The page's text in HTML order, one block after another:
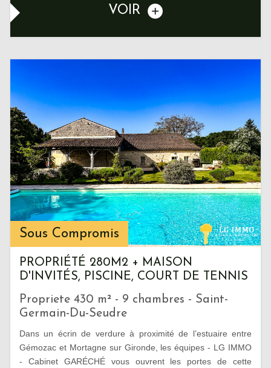
VOIR
Sous Compromis
PROPRIÉTÉ 280M2 + MAISON
D'INVITÉS, PISCINE, COURT DE TENNIS
Propriete 430 m² - 9 chambres - Saint-
Germain-Du-Seudre
Dans un écrin de verdure à proximité de l’estuaire entre
Gémozac et Mortagne sur Gironde, les équipes - LG IMMO
- Cabinet GARÉCHÉ vous ouvrent les portes de cette